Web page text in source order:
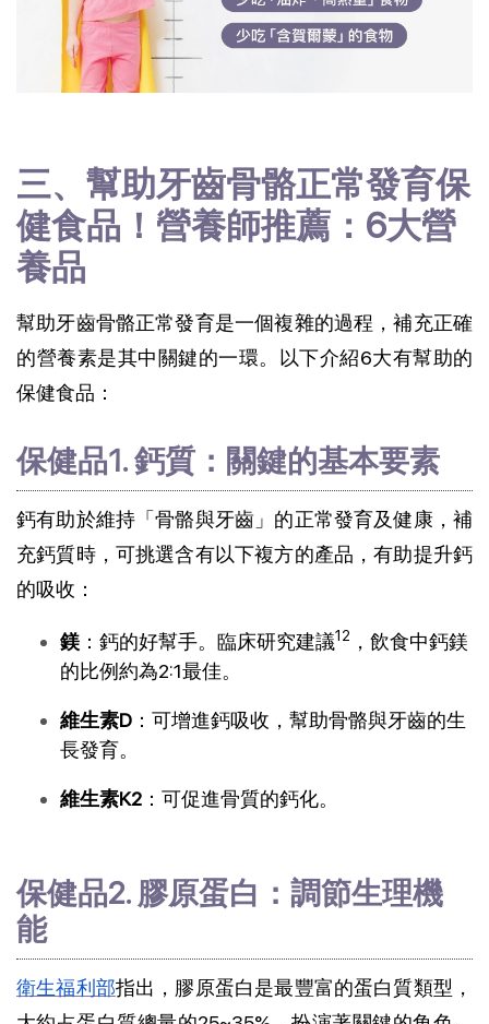
三、幫助牙齒骨骼正常發育保
健食品！營養師推薦：6大營
養品
幫助牙齒骨骼正常發育是一個複雜的過程，補充正確
的營養素是其中關鍵的一環。以下介紹6大有幫助的
保健食品：
保健品1. 鈣質：關鍵的基本要素
鈣有助於維持「骨骼與牙齒」的正常發育及健康，補
充鈣質時，可挑選含有以下複方的產品，有助提升鈣
的吸收：
鎂 ：鈣的好幫手。臨床研究建議12 ，飲食中鈣鎂
的比例約為2:1最佳。
維生素D ：可增進鈣吸收，幫助骨骼與牙齒的生
長發育。
維生素K2 ：可促進骨質的鈣化。
保健品2. 膠原蛋白：調節生理機
能
衛生福利部指出，膠原蛋白是最豐富的蛋白質類型，